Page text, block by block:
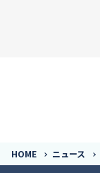
HOME ニュース